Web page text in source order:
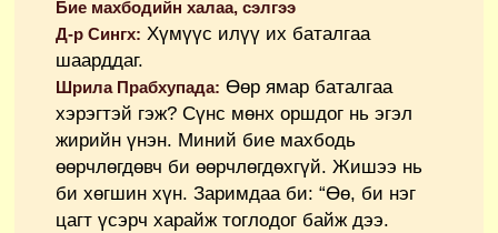
Бие махбодийн халаа, сэлгээ
Д-р Сингх: Хүмүүс илүү их баталгаа
шаарддаг.
Шрила Прабхупада: Өөр ямар баталгаа
хэрэгтэй гэж? Сүнс мөнх оршдог нь эгэл
жирийн үнэн. Миний бие махбодь
өөрчлөгдөвч би өөрчлөгдөхгүй. Жишээ нь
би хөгшин хүн. Заримдаа би: “Өө, би нэг
цагт үсэрч харайж тоглодог байж дээ.